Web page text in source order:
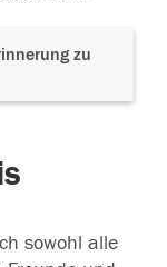
zu
sowohl alle